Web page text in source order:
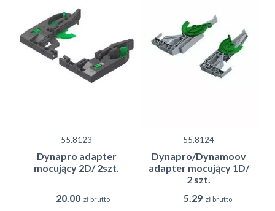
55.8123
Dynapro adapter
mocujący 2D/ 2szt.
20.00 zł brutto
55.8124
Dynapro/Dynamoov
adapter mocujący 1D/
2 szt.
5.29 zł brutto